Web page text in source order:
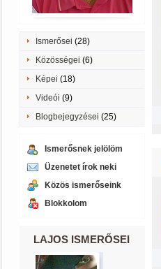
Ismerősei (28)
Közösségei (6)
Képei (18)
Videói (9)
Blogbejegyzései (25)
Ismerősnek jelölöm
Üzenetet írok neki
Közös ismerőseink
Blokkolom
LAJOS ISMERŐSEI